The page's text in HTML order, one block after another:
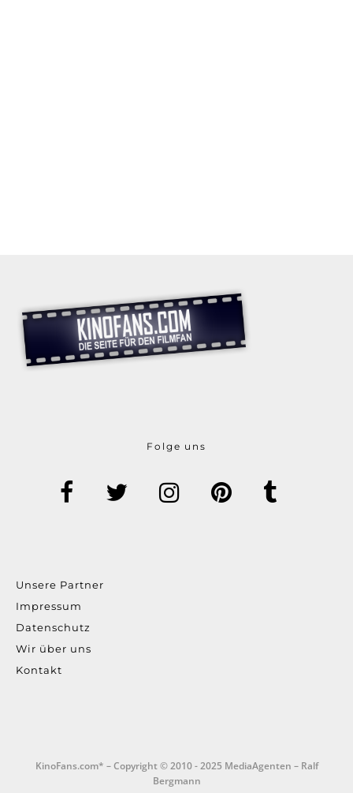
Folge uns
Unsere Partner
Impressum
Datenschutz
Wir über uns
Kontakt
KinoFans.com* – Copyright © 2010 - 2025 MediaAgenten – Ralf
Bergmann